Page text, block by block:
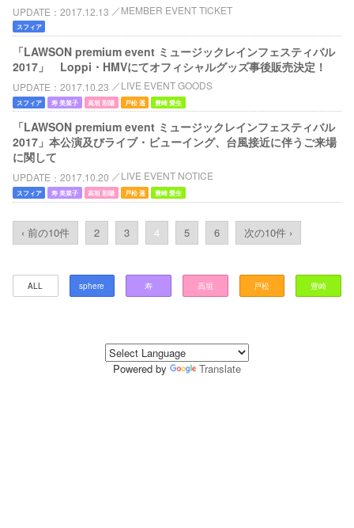
UPDATE 2017.12.13 MEMBER EVENT TICKET
スフィア
「LAWSON premium event ミュージックレインフェスティバル
2017」 Loppi・HMVにてオフィシャルグッズ事後販売決定！
UPDATE 2017.10.23 LIVE EVENT GOODS
スフィア 寿 美菜子 高垣 彩陽 戸松 遥 豊崎 愛生
「LAWSON premium event ミュージックレインフェスティバル
2017」本公演及びライブ・ビューイング、台風接近に伴うご来場
に関して
UPDATE 2017.10.20 LIVE EVENT NOTICE
スフィア 寿 美菜子 高垣 彩陽 戸松 遥 豊崎 愛生
‹ 前の10件 2 3 4 5 6 次の10件 ›
ALL sphere 寿 高垣 戸松 豊崎
Powered by Translate